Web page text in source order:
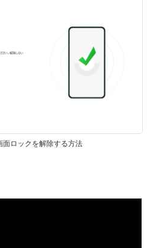
ロックを解除する方法